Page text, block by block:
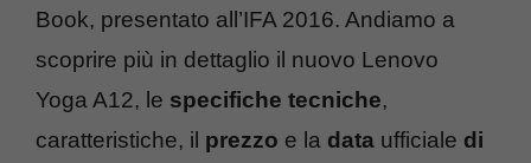
Book, presentato all’IFA 2016. Andiamo a
scoprire più in dettaglio il nuovo Lenovo
Yoga A12, le specifiche tecniche,
caratteristiche, il prezzo e la data ufficiale di